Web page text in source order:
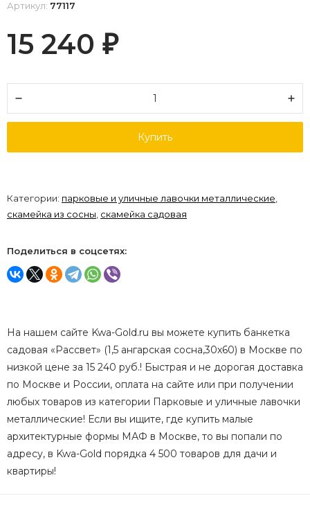
Артикул: 77117
15 240 ₽
Купить
Категории: парковые и уличные лавочки металлические
скамейка из сосны скамейка садовая
Поделиться в соцсетях:
На нашем сайте Kwa-Gold.ru вы можете купить банкетка
садовая «Рассвет» (1,5 ангарская сосна,30х60) в Москве по
низкой цене за 15 240 руб.! Быстрая и не дорогая доставка
по Москве и России, оплата на сайте или при получении
любых товаров из категории Парковые и уличные лавочки
металлические! Если вы ищите, где купить малые
архитектурные формы МАФ в Москве, то вы попали по
адресу, в Kwa-Gold порядка 4 500 товаров для дачи и
квартиры!